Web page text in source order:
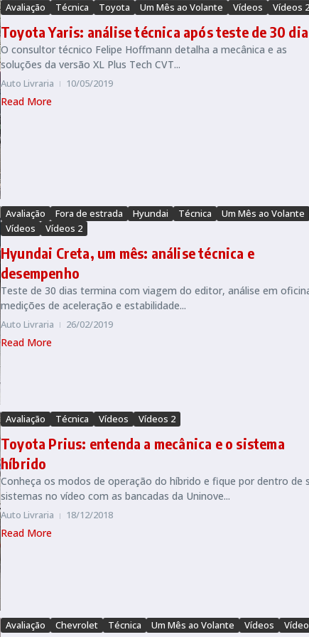
Avaliação Técnica Toyota Um Mês ao Volante Vídeos Vídeos 2
Toyota Yaris: análise técnica após teste de 30
O consultor técnico Felipe Hoffmann detalha a mecânica e as
soluções da versão XL Plus Tech CVT...
Auto Livraria 10/05/2019
Read More
Avaliação Fora de estrada Hyundai Técnica
Um Mês ao Volante
Vídeos
Vídeos 2
Hyundai Creta, um mês: análise técnica e
desempenho
Teste de 30 dias termina com viagem do editor, análise em
medições de aceleração e estabilidade...
Auto Livraria 26/02/2019
Read More
Avaliação Técnica Vídeos Vídeos 2
Toyota Prius: entenda a mecânica e o sistema
híbrido
Conheça os modos de operação do híbrido e fique por dentro de
sistemas no vídeo com as bancadas da Uninove...
Auto Livraria 18/12/2018
Read More
Avaliação Chevrolet Técnica Um Mês ao Volante Vídeos